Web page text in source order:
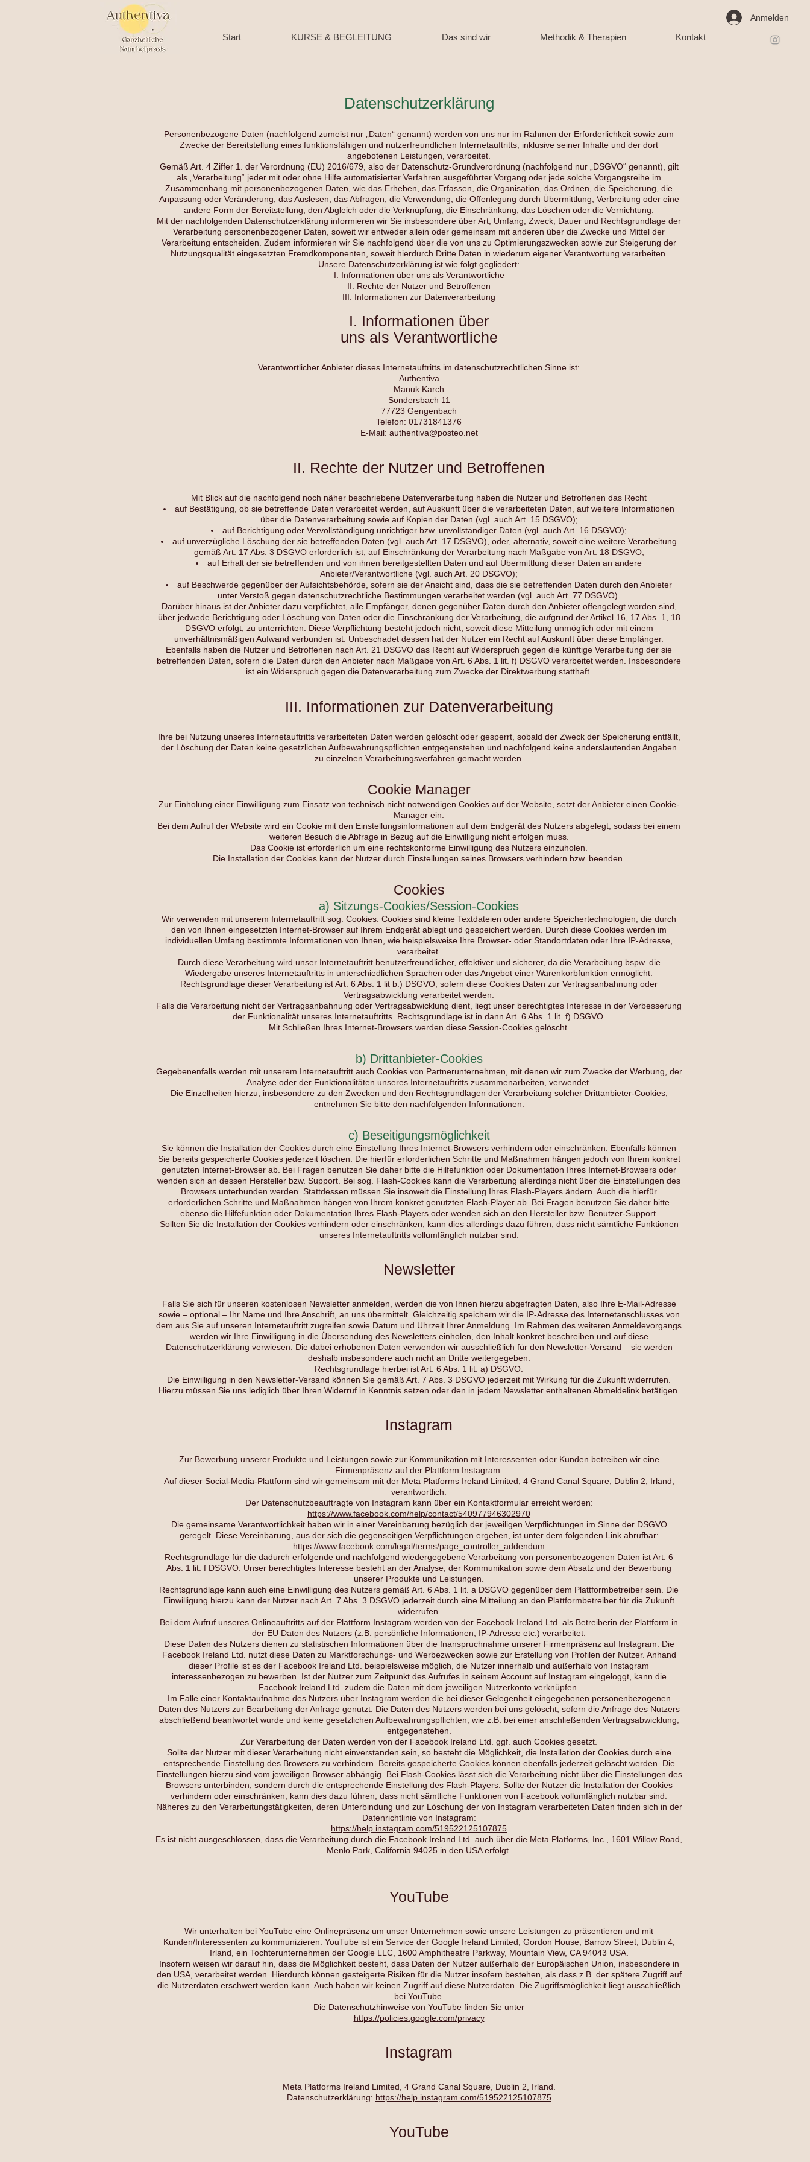
Anmelden
Start KURSE & BEGLEITUNG Das sind wir Methodik & Therapien Kontakt
Datenschutzerklärung
Personenbezogene Daten (nachfolgend zumeist nur „Daten“ genannt) werden von uns nur im Rahmen der Erforderlichkeit sowie zum
Zwecke der Bereitstellung eines funktionsfähigen und nutzerfreundlichen Internetauftritts, inklusive seiner Inhalte und der dort
angebotenen Leistungen, verarbeitet.
Gemäß Art. 4 Ziffer 1. der Verordnung (EU) 2016/679, also der Datenschutz-Grundverordnung (nachfolgend nur „DSGVO“ genannt), gilt
als „Verarbeitung“ jeder mit oder ohne Hilfe automatisierter Verfahren ausgeführter Vorgang oder jede solche Vorgangsreihe im
Zusammenhang mit personenbezogenen Daten, wie das Erheben, das Erfassen, die Organisation, das Ordnen, die Speicherung, die
Anpassung oder Veränderung, das Auslesen, das Abfragen, die Verwendung, die Offenlegung durch Übermittlung, Verbreitung oder eine
andere Form der Bereitstellung, den Abgleich oder die Verknüpfung, die Einschränkung, das Löschen oder die Vernichtung.
Mit der nachfolgenden Datenschutzerklärung informieren wir Sie insbesondere über Art, Umfang, Zweck, Dauer und Rechtsgrundlage der
Verarbeitung personenbezogener Daten, soweit wir entweder allein oder gemeinsam mit anderen über die Zwecke und Mittel der
Verarbeitung entscheiden. Zudem informieren wir Sie nachfolgend über die von uns zu Optimierungszwecken sowie zur Steigerung der
Nutzungsqualität eingesetzten Fremdkomponenten, soweit hierdurch Dritte Daten in wiederum eigener Verantwortung verarbeiten.
Unsere Datenschutzerklärung ist wie folgt gegliedert:
I. Informationen über uns als Verantwortliche
II. Rechte der Nutzer und Betroffenen
III. Informationen zur Datenverarbeitung
I. Informationen über
uns als Verantwortliche
Verantwortlicher Anbieter dieses Internetauftritts im datenschutzrechtlichen Sinne ist:
Authentiva
Manuk Karch
Sondersbach 11
77723 Gengenbach
Telefon: 01731841376
E-Mail: authentiva@posteo.net
II. Rechte der Nutzer und Betroffenen
Mit Blick auf die nachfolgend noch näher beschriebene Datenverarbeitung haben die Nutzer und Betroffenen das Recht
auf Bestätigung, ob sie betreffende Daten verarbeitet werden, auf Auskunft über die verarbeiteten Daten, auf weitere Informationen
über die Datenverarbeitung sowie auf Kopien der Daten (vgl. auch Art. 15 DSGVO);
auf Berichtigung oder Vervollständigung unrichtiger bzw. unvollständiger Daten (vgl. auch Art. 16 DSGVO);
auf unverzügliche Löschung der sie betreffenden Daten (vgl. auch Art. 17 DSGVO), oder, alternativ, soweit eine weitere Verarbeitung
gemäß Art. 17 Abs. 3 DSGVO erforderlich ist, auf Einschränkung der Verarbeitung nach Maßgabe von Art. 18 DSGVO;
auf Erhalt der sie betreffenden und von ihnen bereitgestellten Daten und auf Übermittlung dieser Daten an andere
Anbieter/Verantwortliche (vgl. auch Art. 20 DSGVO);
auf Beschwerde gegenüber der Aufsichtsbehörde, sofern sie der Ansicht sind, dass die sie betreffenden Daten durch den Anbieter
unter Verstoß gegen datenschutzrechtliche Bestimmungen verarbeitet werden (vgl. auch Art. 77 DSGVO).
Darüber hinaus ist der Anbieter dazu verpflichtet, alle Empfänger, denen gegenüber Daten durch den Anbieter offengelegt worden sind,
über jedwede Berichtigung oder Löschung von Daten oder die Einschränkung der Verarbeitung, die aufgrund der Artikel 16, 17 Abs. 1, 18
DSGVO erfolgt, zu unterrichten. Diese Verpflichtung besteht jedoch nicht, soweit diese Mitteilung unmöglich oder mit einem
unverhältnismäßigen Aufwand verbunden ist. Unbeschadet dessen hat der Nutzer ein Recht auf Auskunft über diese Empfänger.
Ebenfalls haben die Nutzer und Betroffenen nach Art. 21 DSGVO das Recht auf Widerspruch gegen die künftige Verarbeitung der sie
betreffenden Daten, sofern die Daten durch den Anbieter nach Maßgabe von Art. 6 Abs. 1 lit. f) DSGVO verarbeitet werden. Insbesondere
ist ein Widerspruch gegen die Datenverarbeitung zum Zwecke der Direktwerbung statthaft.
III. Informationen zur Datenverarbeitung
Ihre bei Nutzung unseres Internetauftritts verarbeiteten Daten werden gelöscht oder gesperrt, sobald der Zweck der Speicherung entfällt,
der Löschung der Daten keine gesetzlichen Aufbewahrungspflichten entgegenstehen und nachfolgend keine anderslautenden Angaben
zu einzelnen Verarbeitungsverfahren gemacht werden.
Cookie Manager
Zur Einholung einer Einwilligung zum Einsatz von technisch nicht notwendigen Cookies auf der Website, setzt der Anbieter einen Cookie-
Manager ein.
Bei dem Aufruf der Website wird ein Cookie mit den Einstellungsinformationen auf dem Endgerät des Nutzers abgelegt, sodass bei einem
weiteren Besuch die Abfrage in Bezug auf die Einwilligung nicht erfolgen muss.
Das Cookie ist erforderlich um eine rechtskonforme Einwilligung des Nutzers einzuholen.
Die Installation der Cookies kann der Nutzer durch Einstellungen seines Browsers verhindern bzw. beenden.
Cookies
a) Sitzungs-Cookies/Session-Cookies
Wir verwenden mit unserem Internetauftritt sog. Cookies. Cookies sind kleine Textdateien oder andere Speichertechnologien, die durch
den von Ihnen eingesetzten Internet-Browser auf Ihrem Endgerät ablegt und gespeichert werden. Durch diese Cookies werden im
individuellen Umfang bestimmte Informationen von Ihnen, wie beispielsweise Ihre Browser- oder Standortdaten oder Ihre IP-Adresse,
verarbeitet.
Durch diese Verarbeitung wird unser Internetauftritt benutzerfreundlicher, effektiver und sicherer, da die Verarbeitung bspw. die
Wiedergabe unseres Internetauftritts in unterschiedlichen Sprachen oder das Angebot einer Warenkorbfunktion ermöglicht.
Rechtsgrundlage dieser Verarbeitung ist Art. 6 Abs. 1 lit b.) DSGVO, sofern diese Cookies Daten zur Vertragsanbahnung oder
Vertragsabwicklung verarbeitet werden.
Falls die Verarbeitung nicht der Vertragsanbahnung oder Vertragsabwicklung dient, liegt unser berechtigtes Interesse in der Verbesserung
der Funktionalität unseres Internetauftritts. Rechtsgrundlage ist in dann Art. 6 Abs. 1 lit. f) DSGVO.
Mit Schließen Ihres Internet-Browsers werden diese Session-Cookies gelöscht.
b) Drittanbieter-Cookies
Gegebenenfalls werden mit unserem Internetauftritt auch Cookies von Partnerunternehmen, mit denen wir zum Zwecke der Werbung, der
Analyse oder der Funktionalitäten unseres Internetauftritts zusammenarbeiten, verwendet.
Die Einzelheiten hierzu, insbesondere zu den Zwecken und den Rechtsgrundlagen der Verarbeitung solcher Drittanbieter-Cookies,
entnehmen Sie bitte den nachfolgenden Informationen.
c) Beseitigungsmöglichkeit
Sie können die Installation der Cookies durch eine Einstellung Ihres Internet-Browsers verhindern oder einschränken. Ebenfalls können
Sie bereits gespeicherte Cookies jederzeit löschen. Die hierfür erforderlichen Schritte und Maßnahmen hängen jedoch von Ihrem konkret
genutzten Internet-Browser ab. Bei Fragen benutzen Sie daher bitte die Hilfefunktion oder Dokumentation Ihres Internet-Browsers oder
wenden sich an dessen Hersteller bzw. Support. Bei sog. Flash-Cookies kann die Verarbeitung allerdings nicht über die Einstellungen des
Browsers unterbunden werden. Stattdessen müssen Sie insoweit die Einstellung Ihres Flash-Players ändern. Auch die hierfür
erforderlichen Schritte und Maßnahmen hängen von Ihrem konkret genutzten Flash-Player ab. Bei Fragen benutzen Sie daher bitte
ebenso die Hilfefunktion oder Dokumentation Ihres Flash-Players oder wenden sich an den Hersteller bzw. Benutzer-Support.
Sollten Sie die Installation der Cookies verhindern oder einschränken, kann dies allerdings dazu führen, dass nicht sämtliche Funktionen
unseres Internetauftritts vollumfänglich nutzbar sind.
Newsletter
Falls Sie sich für unseren kostenlosen Newsletter anmelden, werden die von Ihnen hierzu abgefragten Daten, also Ihre E-Mail-Adresse
sowie – optional – Ihr Name und Ihre Anschrift, an uns übermittelt. Gleichzeitig speichern wir die IP-Adresse des Internetanschlusses von
dem aus Sie auf unseren Internetauftritt zugreifen sowie Datum und Uhrzeit Ihrer Anmeldung. Im Rahmen des weiteren Anmeldevorgangs
werden wir Ihre Einwilligung in die Übersendung des Newsletters einholen, den Inhalt konkret beschreiben und auf diese
Datenschutzerklärung verwiesen. Die dabei erhobenen Daten verwenden wir ausschließlich für den Newsletter-Versand – sie werden
deshalb insbesondere auch nicht an Dritte weitergegeben.
Rechtsgrundlage hierbei ist Art. 6 Abs. 1 lit. a) DSGVO.
Die Einwilligung in den Newsletter-Versand können Sie gemäß Art. 7 Abs. 3 DSGVO jederzeit mit Wirkung für die Zukunft widerrufen.
Hierzu müssen Sie uns lediglich über Ihren Widerruf in Kenntnis setzen oder den in jedem Newsletter enthaltenen Abmeldelink betätigen.
Instagram
Zur Bewerbung unserer Produkte und Leistungen sowie zur Kommunikation mit Interessenten oder Kunden betreiben wir eine
Firmenpräsenz auf der Plattform Instagram.
Auf dieser Social-Media-Plattform sind wir gemeinsam mit der Meta Platforms Ireland Limited, 4 Grand Canal Square, Dublin 2, Irland,
verantwortlich.
Der Datenschutzbeauftragte von Instagram kann über ein Kontaktformular erreicht werden:
https://www.facebook.com/help/contact/540977946302970
Die gemeinsame Verantwortlichkeit haben wir in einer Vereinbarung bezüglich der jeweiligen Verpflichtungen im Sinne der DSGVO
geregelt. Diese Vereinbarung, aus der sich die gegenseitigen Verpflichtungen ergeben, ist unter dem folgenden Link abrufbar:
https://www.facebook.com/legal/terms/page_controller_addendum
Rechtsgrundlage für die dadurch erfolgende und nachfolgend wiedergegebene Verarbeitung von personenbezogenen Daten ist Art. 6
Abs. 1 lit. f DSGVO. Unser berechtigtes Interesse besteht an der Analyse, der Kommunikation sowie dem Absatz und der Bewerbung
unserer Produkte und Leistungen.
Rechtsgrundlage kann auch eine Einwilligung des Nutzers gemäß Art. 6 Abs. 1 lit. a DSGVO gegenüber dem Plattformbetreiber sein. Die
Einwilligung hierzu kann der Nutzer nach Art. 7 Abs. 3 DSGVO jederzeit durch eine Mitteilung an den Plattformbetreiber für die Zukunft
widerrufen.
Bei dem Aufruf unseres Onlineauftritts auf der Plattform Instagram werden von der Facebook Ireland Ltd. als Betreiberin der Plattform in
der EU Daten des Nutzers (z.B. persönliche Informationen, IP-Adresse etc.) verarbeitet.
Diese Daten des Nutzers dienen zu statistischen Informationen über die Inanspruchnahme unserer Firmenpräsenz auf Instagram. Die
Facebook Ireland Ltd. nutzt diese Daten zu Marktforschungs- und Werbezwecken sowie zur Erstellung von Profilen der Nutzer. Anhand
dieser Profile ist es der Facebook Ireland Ltd. beispielsweise möglich, die Nutzer innerhalb und außerhalb von Instagram
interessenbezogen zu bewerben. Ist der Nutzer zum Zeitpunkt des Aufrufes in seinem Account auf Instagram eingeloggt, kann die
Facebook Ireland Ltd. zudem die Daten mit dem jeweiligen Nutzerkonto verknüpfen.
Im Falle einer Kontaktaufnahme des Nutzers über Instagram werden die bei dieser Gelegenheit eingegebenen personenbezogenen
Daten des Nutzers zur Bearbeitung der Anfrage genutzt. Die Daten des Nutzers werden bei uns gelöscht, sofern die Anfrage des Nutzers
abschließend beantwortet wurde und keine gesetzlichen Aufbewahrungspflichten, wie z.B. bei einer anschließenden Vertragsabwicklung,
entgegenstehen.
Zur Verarbeitung der Daten werden von der Facebook Ireland Ltd. ggf. auch Cookies gesetzt.
Sollte der Nutzer mit dieser Verarbeitung nicht einverstanden sein, so besteht die Möglichkeit, die Installation der Cookies durch eine
entsprechende Einstellung des Browsers zu verhindern. Bereits gespeicherte Cookies können ebenfalls jederzeit gelöscht werden. Die
Einstellungen hierzu sind vom jeweiligen Browser abhängig. Bei Flash-Cookies lässt sich die Verarbeitung nicht über die Einstellungen des
Browsers unterbinden, sondern durch die entsprechende Einstellung des Flash-Players. Sollte der Nutzer die Installation der Cookies
verhindern oder einschränken, kann dies dazu führen, dass nicht sämtliche Funktionen von Facebook vollumfänglich nutzbar sind.
Näheres zu den Verarbeitungstätigkeiten, deren Unterbindung und zur Löschung der von Instagram verarbeiteten Daten finden sich in der
Datenrichtlinie von Instagram:
https://help.instagram.com/519522125107875
Es ist nicht ausgeschlossen, dass die Verarbeitung durch die Facebook Ireland Ltd. auch über die Meta Platforms, Inc., 1601 Willow Road,
Menlo Park, California 94025 in den USA erfolgt.
YouTube
Wir unterhalten bei YouTube eine Onlinepräsenz um unser Unternehmen sowie unsere Leistungen zu präsentieren und mit
Kunden/Interessenten zu kommunizieren. YouTube ist ein Service der Google Ireland Limited, Gordon House, Barrow Street, Dublin 4,
Irland, ein Tochterunternehmen der Google LLC, 1600 Amphitheatre Parkway, Mountain View, CA 94043 USA.
Insofern weisen wir darauf hin, dass die Möglichkeit besteht, dass Daten der Nutzer außerhalb der Europäischen Union, insbesondere in
den USA, verarbeitet werden. Hierdurch können gesteigerte Risiken für die Nutzer insofern bestehen, als dass z.B. der spätere Zugriff auf
die Nutzerdaten erschwert werden kann. Auch haben wir keinen Zugriff auf diese Nutzerdaten. Die Zugriffsmöglichkeit liegt ausschließlich
bei YouTube.
Die Datenschutzhinweise von YouTube finden Sie unter
https://policies.google.com/privacy
Instagram
Meta Platforms Ireland Limited, 4 Grand Canal Square, Dublin 2, Irland.
Datenschutzerklärung: https://help.instagram.com/519522125107875
YouTube